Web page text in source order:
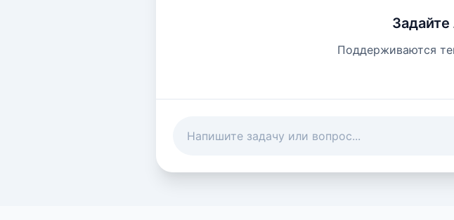
Поддерживаются